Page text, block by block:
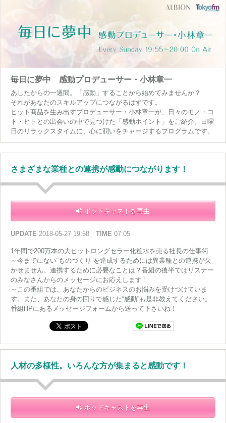
毎日に夢中 感動プロデューサー・小林章一
あしたからの一週間。「感動」することから始めてみませんか？
それがあなたのスキルアップにつながるはずです。
ヒット商品を生み出すプロデューサー・小林章一が、日々のモノ・コ
ト・ヒトとの出会いの中で見つけた「感動ポイント」をご紹介。日曜
日のリラックスタイムに、心に潤いをチャージするプログラムです。
さまざまな業種との連携が感動につながります！
ポッドキャストを再生
UPDATE 2018-05-27 19:58 TIME 07:05
1年間で200万本の大ヒットロングセラー化粧水を売る社長の仕事術
～今までにない“ものづくり”を達成するためには異業種との連携が欠
かせません。連携するために必要なことは？番組の後半ではリスナー
のみなさんからのメッセージにお応えします！
～この番組では、あなたからのビジネスのお悩みを受けつけていま
す。また、あなたの身の回りで感じた“感動”も是非教えてください。
番組HPにあるメッセージフォームから送って下さいね！
人材の多様性。いろんな方が集まると感動です！
ポッドキャストを再生